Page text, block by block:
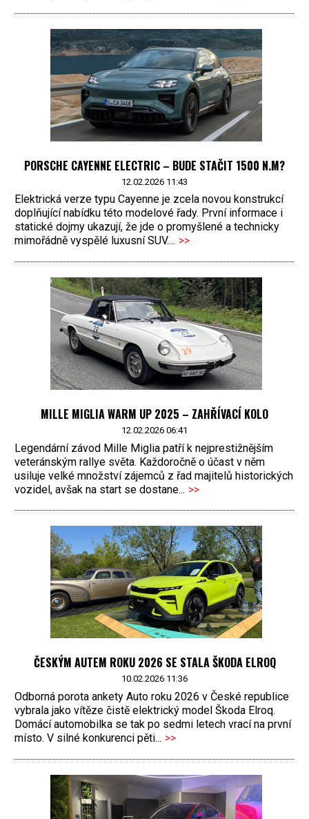
PORSCHE CAYENNE ELECTRIC – BUDE STAČIT 1500 N.M?
12.02.2026 11:43
Elektrická verze typu Cayenne je zcela novou konstrukcí
doplňující nabídku této modelové řady. První informace i
statické dojmy ukazují, že jde o promyšlené a technicky
mimořádně vyspělé luxusní SUV.... >>
MILLE MIGLIA WARM UP 2025 – ZAHŘÍVACÍ KOLO
12.02.2026 06:41
Legendární závod Mille Miglia patří k nejprestižnějším
veteránským rallye světa. Každoročně o účast v něm
usiluje velké množství zájemců z řad majitelů historických
vozidel, avšak na start se dostane... >>
ČESKÝM AUTEM ROKU 2026 SE STALA ŠKODA ELROQ
10.02.2026 11:36
Odborná porota ankety Auto roku 2026 v České republice
vybrala jako vítěze čistě elektrický model Škoda Elroq.
Domácí automobilka se tak po sedmi letech vrací na první
místo. V silné konkurenci pěti... >>